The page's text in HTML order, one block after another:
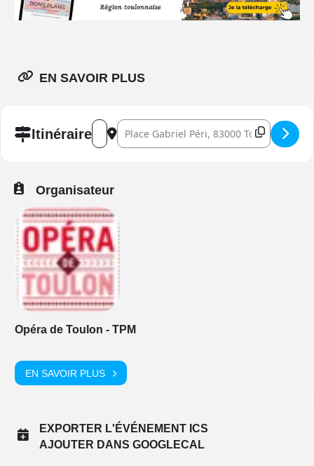
EN SAVOIR PLUS
ItinéraireAddress - Grand concert gratuit []
Destination Address - Grand concert
Organisateur
Opéra de Toulon - TPM
EN SAVOIR PLUS
EXPORTER L'ÉVÉNEMENT ICS
AJOUTER DANS GOOGLECAL